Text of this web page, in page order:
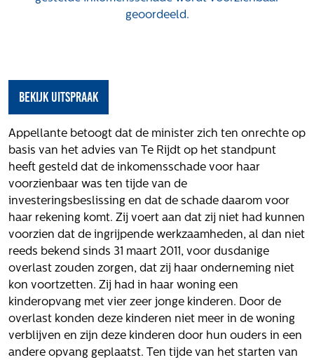
Onze mensen
Werken bij Gloudemans
Actueel
Nieuws
Uitspraken
Werken bij
Vacatures
Contact
Privacyverklaring
geoordeeld.
bekijk uitspraak
Appellante betoogt dat de minister zich ten onrechte op
basis van het advies van Te Rijdt op het standpunt
heeft gesteld dat de inkomensschade voor haar
voorzienbaar was ten tijde van de
investeringsbeslissing en dat de schade daarom voor
haar rekening komt. Zij voert aan dat zij niet had kunnen
voorzien dat de ingrijpende werkzaamheden, al dan niet
reeds bekend sinds 31 maart 2011, voor dusdanige
overlast zouden zorgen, dat zij haar onderneming niet
kon voortzetten. Zij had in haar woning een
kinderopvang met vier zeer jonge kinderen. Door de
overlast konden deze kinderen niet meer in de woning
verblijven en zijn deze kinderen door hun ouders in een
andere opvang geplaatst. Ten tijde van het starten van